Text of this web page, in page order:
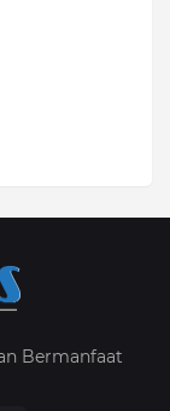
Bermanfaat